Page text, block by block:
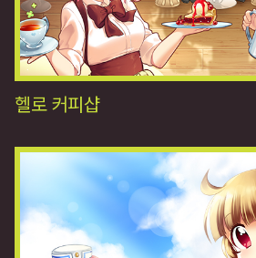
헬로 커피샵